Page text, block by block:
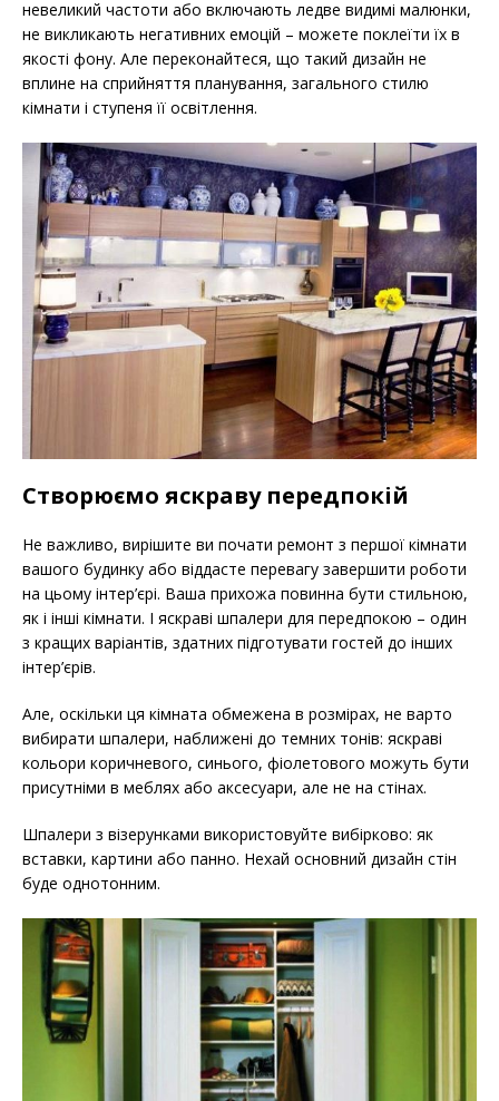
невеликий частоти або включають ледве видимі малюнки,
не викликають негативних емоцій – можете поклеїти їх в
якості фону. Але переконайтеся, що такий дизайн не
вплине на сприйняття планування, загального стилю
кімнати і ступеня її освітлення.
Створюємо яскраву передпокій
Не важливо, вирішите ви почати ремонт з першої кімнати
вашого будинку або віддасте перевагу завершити роботи
на цьому інтер’єрі. Ваша прихожа повинна бути стильною,
як і інші кімнати. І яскраві шпалери для передпокою – один
з кращих варіантів, здатних підготувати гостей до інших
інтер’єрів.
Але, оскільки ця кімната обмежена в розмірах, не варто
вибирати шпалери, наближені до темних тонів: яскраві
кольори коричневого, синього, фіолетового можуть бути
присутніми в меблях або аксесуари, але не на стінах.
Шпалери з візерунками використовуйте вибірково: як
вставки, картини або панно. Нехай основний дизайн стін
буде однотонним.